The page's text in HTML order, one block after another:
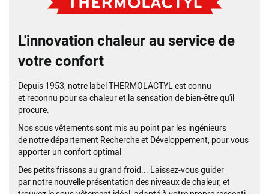
L'innovation chaleur au service de
votre confort
Depuis 1953, notre label THERMOLACTYL est connu
et reconnu pour sa chaleur et la sensation de bien-être qu'il
procure.
Nos sous vêtements sont mis au point par les ingénieurs
de notre département Recherche et Développement, pour vous
apporter un confort optimal
Des petits frissons au grand froid... Laissez-vous guider
par notre nouvelle présentation des niveaux de chaleur,et